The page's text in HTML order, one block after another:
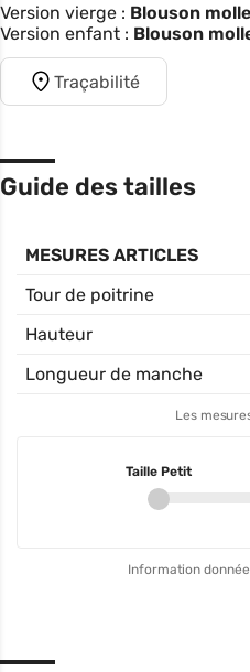
Version vierge : Blouson
Version enfant : Blouson
Traçabilité
Guide des tailles
MESURES ARTICLES
Tour de poitrine
Hauteur
Longueur de manche
Les
Taille Petit
Information